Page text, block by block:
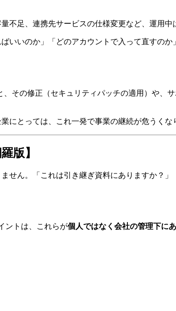
足、連携先サービスの仕様変更など、運用中
いいのか」「どのアカウントで入って直すの
その修正（セキュリティパッチの適用）や、
とっては、これ一発で事業の継続が危うくな
版】
ん。「これは引き継ぎ資料にありますか？
ントは、これらが個人ではなく会社の管理下に